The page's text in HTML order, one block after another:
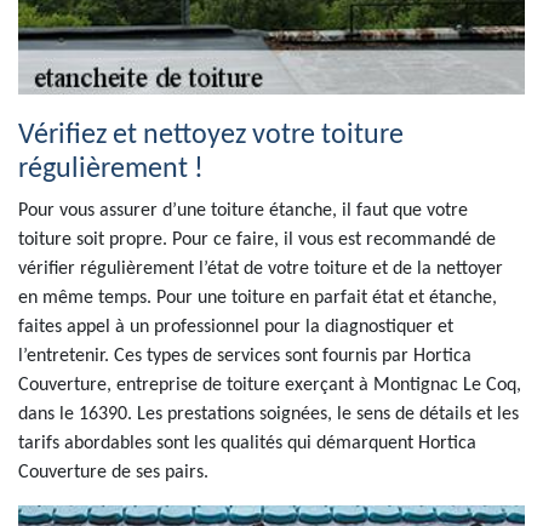
Vérifiez et nettoyez votre toiture
régulièrement !
Pour vous assurer d’une toiture étanche, il faut que votre
toiture soit propre. Pour ce faire, il vous est recommandé de
vérifier régulièrement l’état de votre toiture et de la nettoyer
en même temps. Pour une toiture en parfait état et étanche,
faites appel à un professionnel pour la diagnostiquer et
l’entretenir. Ces types de services sont fournis par Hortica
Couverture, entreprise de toiture exerçant à Montignac Le Coq,
dans le 16390. Les prestations soignées, le sens de détails et les
tarifs abordables sont les qualités qui démarquent Hortica
Couverture de ses pairs.